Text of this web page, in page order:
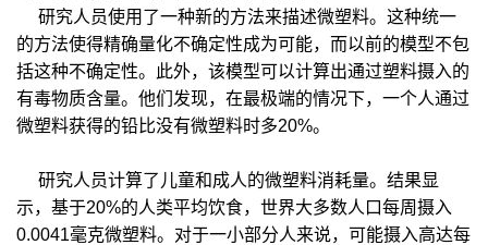
研究人员使用了一种新的方法来描述微塑料。这种统一
的方法使得精确量化不确定性成为可能，而以前的模型不包
括这种不确定性。此外，该模型可以计算出通过塑料摄入的
有毒物质含量。他们发现，在最极端的情况下，一个人通过
微塑料获得的铅比没有微塑料时多20%。
研究人员计算了儿童和成人的微塑料消耗量。结果显
示，基于20%的人类平均饮食，世界大多数人口每周摄入
0.0041毫克微塑料。对于一小部分人来说，可能摄入高达每